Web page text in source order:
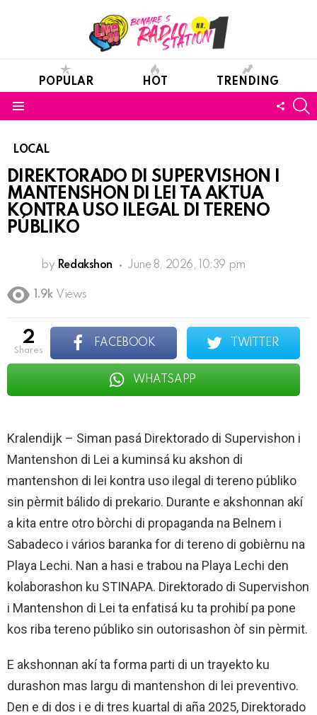
POPULAR HOT TRENDING
LOCAL
DIREKTORADO DI SUPERVISHON I
MANTENSHON DI LEI TA AKTUA
KONTRA USO ILEGAL DI TERENO
PÚBLIKO
by Redakshon June 8, 2026, 10:39 pm
1.9k Views
2
shares
FACEBOOK TWITTER
WHATSAPP
Kralendijk – Siman pasá Direktorado di Supervishon i
Mantenshon di Lei a kuminsá ku akshon di
mantenshon di lei kontra uso ilegal di tereno públiko
sin pèrmit bálido di prekario. Durante e akshonnan akí
a kita entre otro bòrchi di propaganda na Belnem i
Sabadeco i vários baranka for di tereno di gobièrnu na
Playa Lechi. Nan a hasi e trabou na Playa Lechi den
kolaborashon ku STINAPA. Direktorado di Supervishon
i Mantenshon di Lei ta enfatisá ku ta prohibí pa pone
kos riba tereno públiko sin outorisashon òf sin pèrmit.
E akshonnan akí ta forma parti di un trayekto ku
durashon mas largu di mantenshon di lei preventivo.
Den e di dos i e di tres kuartal di aña 2025, Direktorado